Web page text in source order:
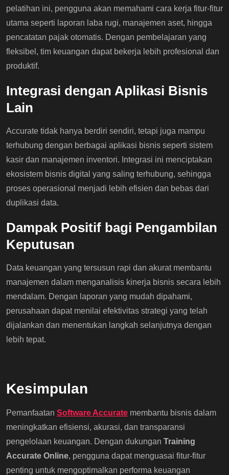
pelatihan ini, pengguna akan memahami cara kerja fitur-fitur
utama seperti laporan laba rugi, manajemen aset, hingga
pencatatan pajak otomatis. Dengan pembelajaran yang
fleksibel, tim keuangan dapat bekerja lebih profesional dan
produktif.
Integrasi dengan Aplikasi Bisnis
Lain
Accurate tidak hanya berdiri sendiri, tetapi juga mampu
terhubung dengan berbagai aplikasi bisnis seperti sistem
kasir dan manajemen inventori. Integrasi ini menciptakan
ekosistem bisnis digital yang saling terhubung, sehingga
proses operasional menjadi lebih efisien dan bebas dari
duplikasi data.
Dampak Positif bagi Pengambilan
Keputusan
Data keuangan yang tersusun rapi dan akurat membantu
manajemen dalam menganalisis kinerja bisnis secara lebih
mendalam. Dengan laporan yang mudah dipahami,
perusahaan dapat menilai efektivitas strategi yang telah
dijalankan dan menentukan langkah selanjutnya dengan
lebih tepat.
Kesimpulan
Pemanfaatan Software Accurate membantu bisnis dalam
meningkatkan efisiensi, akurasi, dan transparansi
pengelolaan keuangan. Dengan dukungan Training
Accurate Online, pengguna dapat menguasai fitur-fitur
penting untuk mengoptimalkan performa keuangan